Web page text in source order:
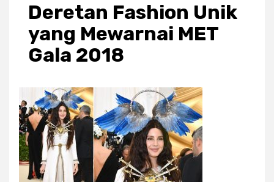
Deretan Fashion Unik
yang Mewarnai MET
Gala 2018